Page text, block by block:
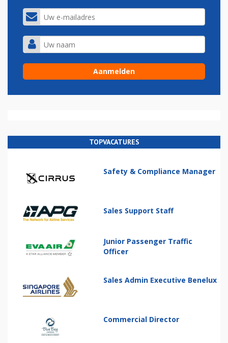
TOPVACATURES
Safety & Compliance Manager
Sales Support Staff
Junior Passenger Traffic
Officer
Sales Admin Executive Benelux
Commercial Director